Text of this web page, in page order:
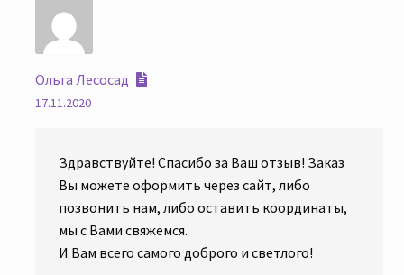
Ольга Лесосад
17.11.2020
Здравствуйте! Спасибо за Ваш отзыв! Заказ
Вы можете оформить через сайт, либо
позвонить нам, либо оставить координаты,
мы с Вами свяжемся.
И Вам всего самого доброго и светлого!